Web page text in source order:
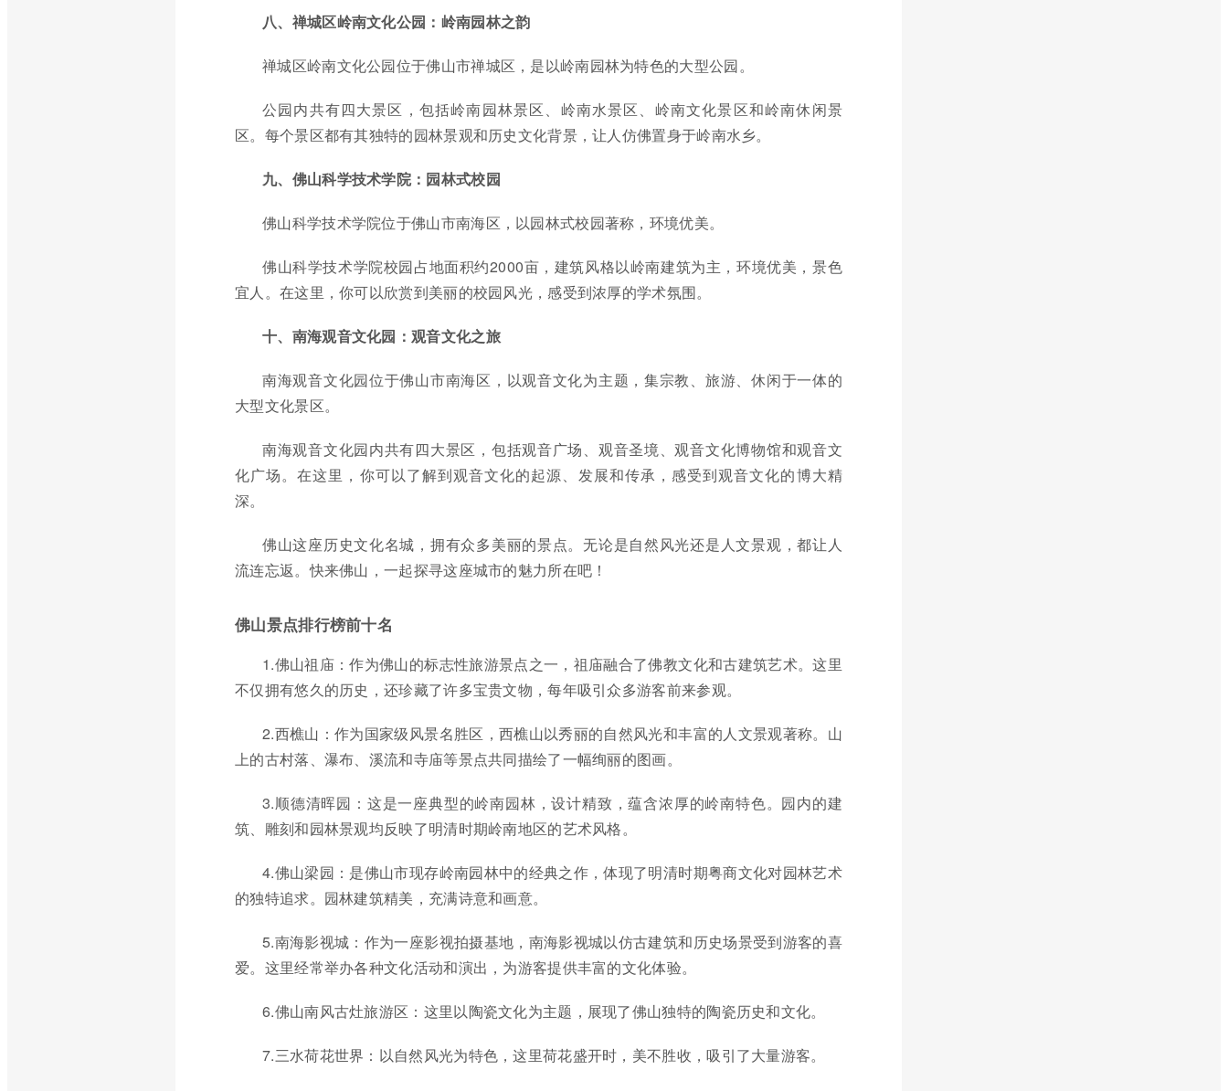
八、禅城区岭南文化公园：岭南园林之韵
禅城区岭南文化公园位于佛山市禅城区，是以岭南园林为特色的大型公园。
公园内共有四大景区，包括岭南园林景区、岭南水景区、岭南文化景区和岭南休闲景
区。每个景区都有其独特的园林景观和历史文化背景，让人仿佛置身于岭南水乡。
九、佛山科学技术学院：园林式校园
佛山科学技术学院位于佛山市南海区，以园林式校园著称，环境优美。
佛山科学技术学院校园占地面积约2000亩，建筑风格以岭南建筑为主，环境优美，景色
宜人。在这里，你可以欣赏到美丽的校园风光，感受到浓厚的学术氛围。
十、南海观音文化园：观音文化之旅
南海观音文化园位于佛山市南海区，以观音文化为主题，集宗教、旅游、休闲于一体的
大型文化景区。
南海观音文化园内共有四大景区，包括观音广场、观音圣境、观音文化博物馆和观音文
化广场。在这里，你可以了解到观音文化的起源、发展和传承，感受到观音文化的博大精
深。
佛山这座历史文化名城，拥有众多美丽的景点。无论是自然风光还是人文景观，都让人
流连忘返。快来佛山，一起探寻这座城市的魅力所在吧！
佛山景点排行榜前十名
1.佛山祖庙：作为佛山的标志性旅游景点之一，祖庙融合了佛教文化和古建筑艺术。这里
不仅拥有悠久的历史，还珍藏了许多宝贵文物，每年吸引众多游客前来参观。
2.西樵山：作为国家级风景名胜区，西樵山以秀丽的自然风光和丰富的人文景观著称。山
上的古村落、瀑布、溪流和寺庙等景点共同描绘了一幅绚丽的图画。
3.顺德清晖园：这是一座典型的岭南园林，设计精致，蕴含浓厚的岭南特色。园内的建
筑、雕刻和园林景观均反映了明清时期岭南地区的艺术风格。
4.佛山梁园：是佛山市现存岭南园林中的经典之作，体现了明清时期粤商文化对园林艺术
的独特追求。园林建筑精美，充满诗意和画意。
5.南海影视城：作为一座影视拍摄基地，南海影视城以仿古建筑和历史场景受到游客的喜
爱。这里经常举办各种文化活动和演出，为游客提供丰富的文化体验。
6.佛山南风古灶旅游区：这里以陶瓷文化为主题，展现了佛山独特的陶瓷历史和文化。
7.三水荷花世界：以自然风光为特色，这里荷花盛开时，美不胜收，吸引了大量游客。